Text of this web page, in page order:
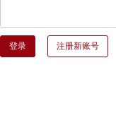
登录 注册新账号